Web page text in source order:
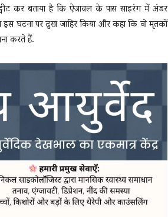
ट्वीट कर बताया है कि ऐजावल के पास साइरंग में अंडर
घटना पर दुख जाहिर किया और कहा कि वो मृतकों
करते हैं.